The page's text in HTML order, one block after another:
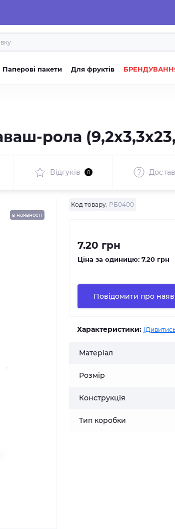
Паперові пакети Для фруктів
рола
Відгуків 0
в наявності
Код товару: РБ0400
7.20 грн
Ціна за одиницю: 7.20 грн
Повідомити про
Характеристики:
Матеріал
Розмір
Конструкція
Тип коробки